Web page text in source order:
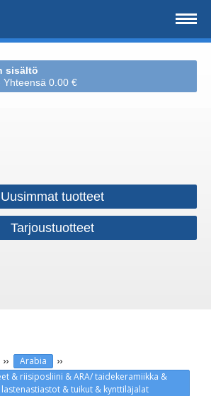
sisältö
0.00 €
Uusimmat tuotteet
Tarjoustuotteet
›› Arabia ››
& riisiposliini & ARA/ taidekeramiikka &
& tuikut & kynttiläjalat